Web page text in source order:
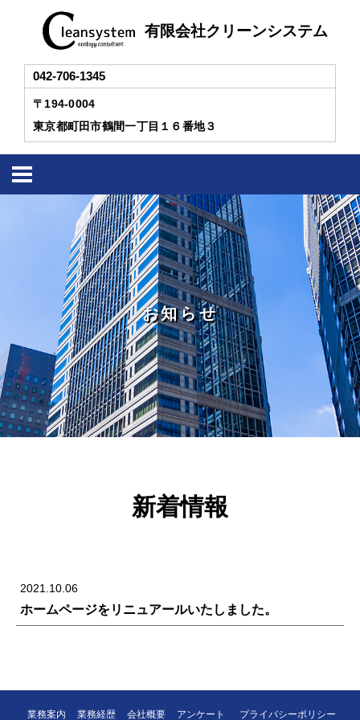
有限会社クリーンシステム
042-706-1345
〒194-0004
東京都町田市鶴間一丁目１６番地３
お知らせ
新着情報
2021.10.06
ホームページをリニュアールいたしました。
業務案内 業務経歴 会社概要 アンケート プライバシーポリシー